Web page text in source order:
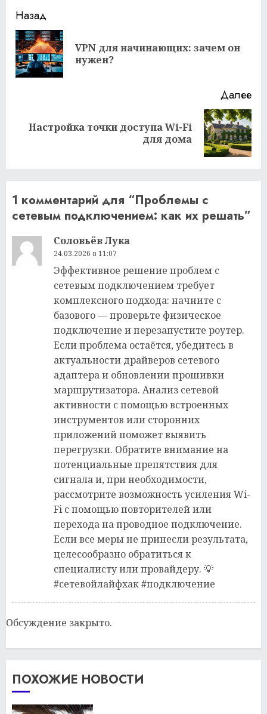
Продолжить
чтение
Назад
VPN для начинающих: зачем он
нужен?
Далее
Следующая
Настройка точки доступа Wi-Fi
для дома
1 комментарий для “Проблемы с
сетевым подключением: как их решать”
Соловьёв Лука
24.03.2026 в 11:07
Эффективное решение проблем с
сетевым подключением требует
комплексного подхода: начните с
базового — проверьте физическое
подключение и перезапустите роутер.
Если проблема остаётся, убедитесь в
актуальности драйверов сетевого
адаптера и обновлении прошивки
маршрутизатора. Анализ сетевой
активности с помощью встроенных
инструментов или сторонних
приложений поможет выявить
перегрузки. Обратите внимание на
потенциальные препятствия для
сигнала и, при необходимости,
рассмотрите возможность усиления Wi-
Fi с помощью повторителей или
перехода на проводное подключение.
Если все меры не принесли результата,
целесообразно обратиться к
специалисту или провайдеру. 💡
#сетевойлайфхак #подключение
Обсуждение закрыто.
ПОХОЖИЕ НОВОСТИ